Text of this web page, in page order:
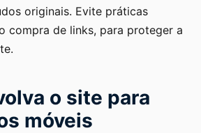
originais. Evite práticas
compra de links, para proteger a
o site para
móveis